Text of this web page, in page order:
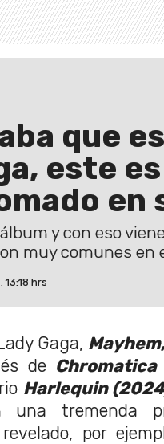
que
este
en
y con eso
muy comunes en
13:18 hrs
Gaga,
de
Harlequin
una tremenda
por